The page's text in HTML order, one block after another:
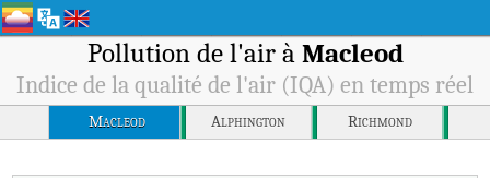
Pollution de l'air à Macleod
Indice de la qualité de l'air (IQA) en temps réel
Macleod Alphington Richmond